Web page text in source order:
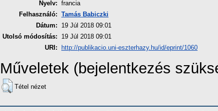
Nyelv: francia
Felhasználó: Tamás Babiczki
Dátum:
19 Júl 2018 09:01
Utolsó módosítás:
19 Júl 2018 09:01
URI:
http://publikacio.uni-eszterhazy.hu/id/eprint/1060
Műveletek (bejelentkezés
Tétel nézet